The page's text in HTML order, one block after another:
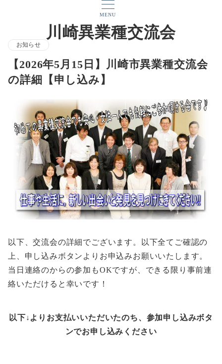
MENU
川崎異業種交流会
お知らせ
【2026年5月15日】川崎市異業種交流会
の詳細【申し込み】
以下、交流会の詳細でございます。以下全てご確認の
上、申し込みボタンよりお申込みお願いいたします。
当日連絡のからの参加もOKですが、できる限り事前連
絡いただけると幸いです！
以下↓よりお支払いいただいたのち、参加申し込みボタ
ンでお申し込みください